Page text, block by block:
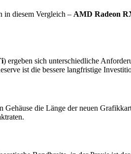
in diesem Vergleich – AMD Radeon
) ergeben sich unterschiedliche
ist die bessere langfristige
die Länge der neuen